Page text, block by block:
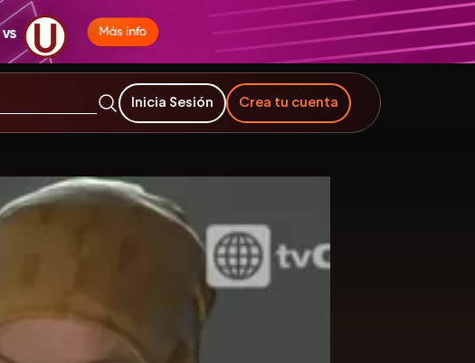
Inicia Sesión Crea tu cuenta